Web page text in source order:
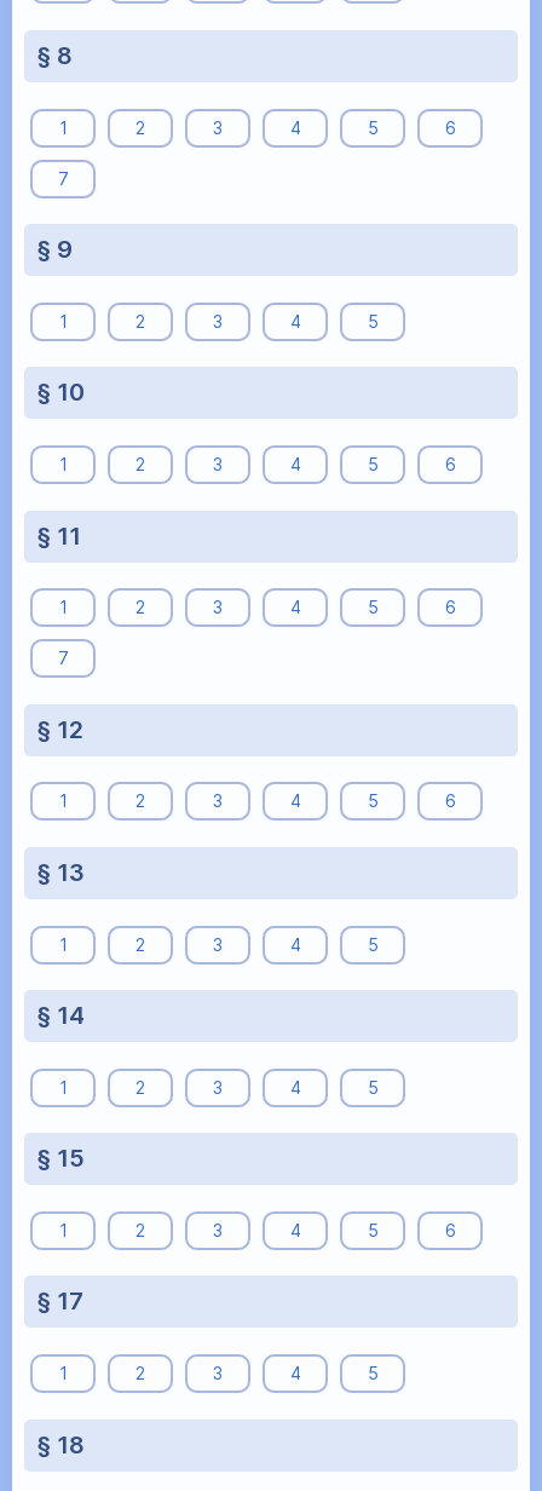
§ 8
1 2 3 4 5 6
7
§ 9
1 2 3 4 5
§ 10
1 2 3 4 5 6
§ 11
1 2 3 4 5 6
7
§ 12
1 2 3 4 5 6
§ 13
1 2 3 4 5
§ 14
1 2 3 4 5
§ 15
1 2 3 4 5 6
§ 17
1 2 3 4 5
§ 18